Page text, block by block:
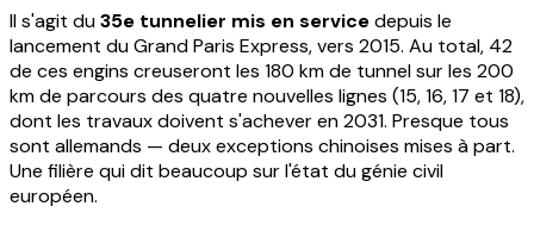
Il s'agit du35e tunnelier mis en servicedepuis le
lancement du Grand Paris Express, vers 2015. Au total, 42
de ces engins creuseront les 180 km de tunnel sur les 200
km de parcours des quatre nouvelles lignes (15, 16, 17 et 18),
dont les travaux doivent s'achever en 2031. Presque tous
sont allemands — deux exceptions chinoises mises à part.
Une filière qui dit beaucoup sur l'état du génie civil
européen.